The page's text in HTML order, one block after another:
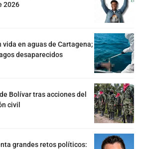
2026
vida en aguas de Cartagena;
desaparecidos
Bolívar tras acciones del
civil
grandes retos políticos: